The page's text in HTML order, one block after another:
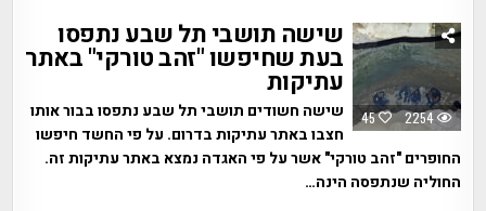
45 2254
שישה תושבי תל שבע נתפסו
בעת שחיפשו "זהב טורקי" באתר
עתיקות
שישה חשודים תושבי תל שבע נתפסו בבור אותו
חצבו באתר עתיקות בדרום. על פי החשד חיפשו
החופרים "זהב טורקי" אשר על פי האגדה נמצא באתר עתיקות זה.
החוליה שנתפסה הינה…